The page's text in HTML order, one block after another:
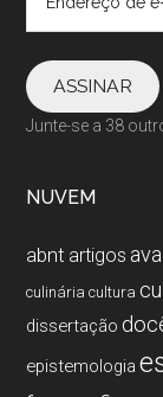
e-
mail
ASSINAR
Junte-se a 38
NUVEM
abnt artigos
culinária cultura
dissertação
epistemologia